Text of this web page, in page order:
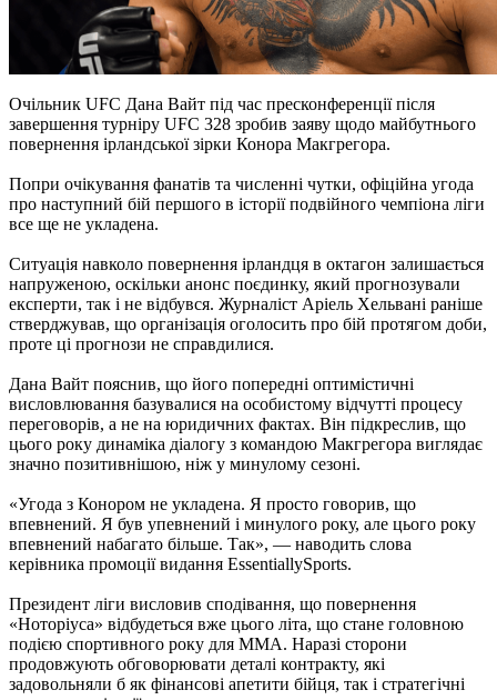
Очільник UFC Дана Вайт під час пресконференції після
завершення турніру UFC 328 зробив заяву щодо майбутнього
повернення ірландської зірки Конора Макгрегора.
Попри очікування фанатів та численні чутки, офіційна угода
про наступний бій першого в історії подвійного чемпіона ліги
все ще не укладена.
Ситуація навколо повернення ірландця в октагон залишається
напруженою, оскільки анонс поєдинку, який прогнозували
експерти, так і не відбувся. Журналіст Аріель Хельвані раніше
стверджував, що організація оголосить про бій протягом доби,
проте ці прогнози не справдилися.
Дана Вайт пояснив, що його попередні оптимістичні
висловлювання базувалися на особистому відчутті процесу
переговорів, а не на юридичних фактах. Він підкреслив, що
цього року динаміка діалогу з командою Макгрегора виглядає
значно позитивнішою, ніж у минулому сезоні.
«Угода з Конором не укладена. Я просто говорив, що
впевнений. Я був упевнений і минулого року, але цього року
впевнений набагато більше. Так», — наводить слова
керівника промоції видання EssentiallySports.
Президент ліги висловив сподівання, що повернення
«Ноторіуса» відбудеться вже цього літа, що стане головною
подією спортивного року для ММА. Наразі сторони
продовжують обговорювати деталі контракту, які
задовольняли б як фінансові апетити бійця, так і стратегічні